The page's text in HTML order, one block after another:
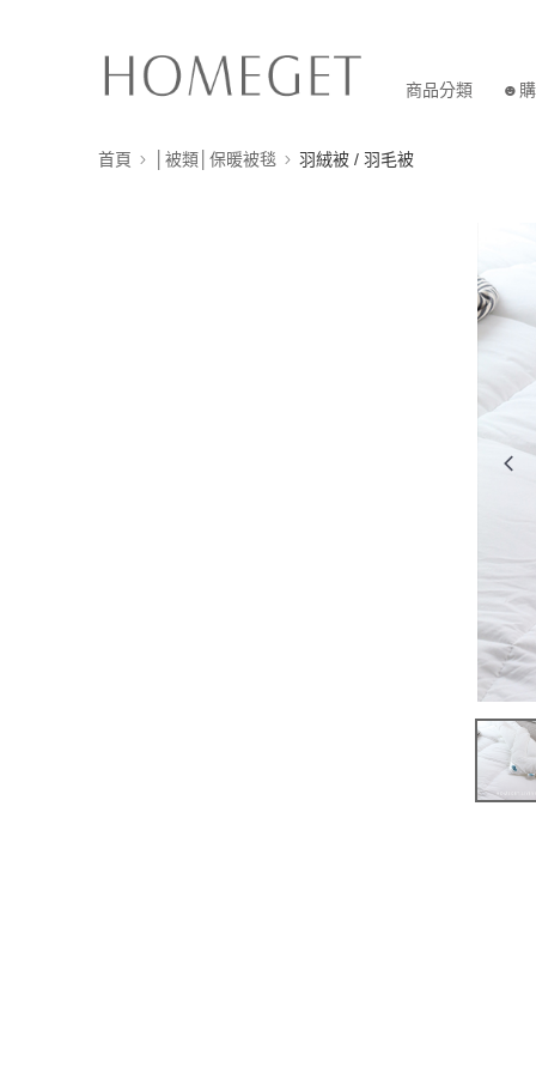
商品分類 ☻
首頁 │被類│保暖被毯 羽絨被 / 羽毛被